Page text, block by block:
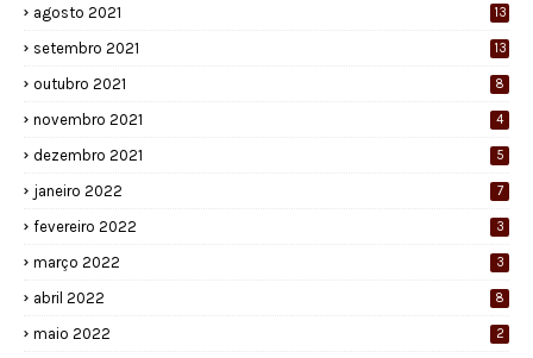
agosto 2021 13
setembro 2021 13
outubro 2021 8
novembro 2021 4
dezembro 2021 5
janeiro 2022 7
fevereiro 2022 3
março 2022 3
abril 2022 8
maio 2022 2